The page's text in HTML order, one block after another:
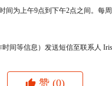
间为上午9点到下午2点之间。每
间等信息）发送短信至联系人 Iris
赞 (0)